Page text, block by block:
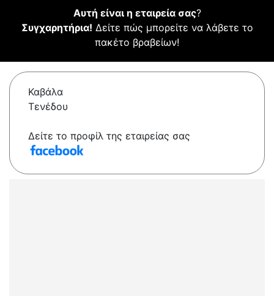
Αυτή είναι η εταιρεία σας?
Συγχαρητήρια! Δείτε πώς μπορείτε να λάβετε το
πακέτο βραβείων!
Καβάλα
Τενέδου
Δείτε το προφίλ της εταιρείας σας